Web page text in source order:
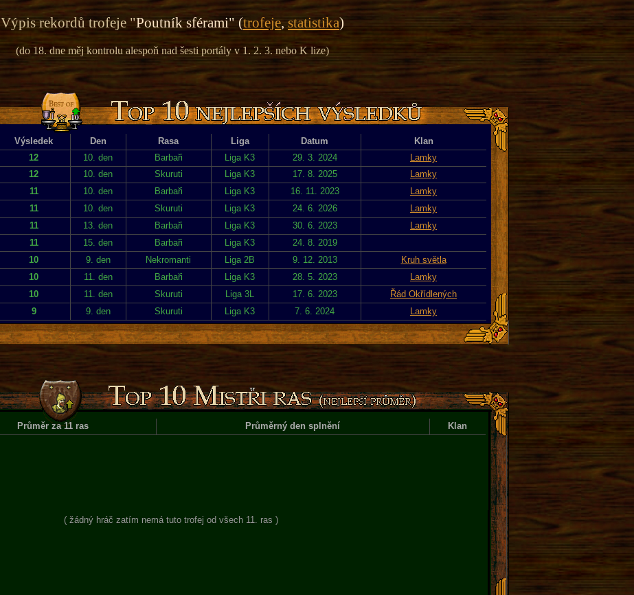
Výpis rekordů trofeje "Poutník sférami" (trofeje, statistika)
(do 18. dne měj kontrolu alespoň nad šesti portály v 1. 2. 3. nebo K lize)
Výsledek Den Rasa Liga Datum
Klan
12 10. den Barbaři Liga K3 29. 3. 2024
Lamky
12 10. den Skuruti Liga K3 17. 8. 2025
Lamky
11 10. den Barbaři Liga K3 16. 11. 2023
Lamky
11 10. den Skuruti Liga K3 24. 6. 2026
Lamky
11 13. den Barbaři Liga K3 30. 6. 2023
Lamky
11 15. den Barbaři Liga K3
24. 8. 2019
10 9. den Nekromanti Liga 2B 9. 12. 2013
Kruh světla
10 11. den Barbaři Liga K3 28. 5. 2023
Lamky
10 11. den Skuruti Liga 3L 17. 6. 2023
Řád Okřídlených
9 9. den Skuruti Liga K3 7. 6. 2024 Lamky
Průměr za 11 ras Průměrný den splnění Klan
( žádný hráč zatím nemá tuto trofej od všech 11. ras )